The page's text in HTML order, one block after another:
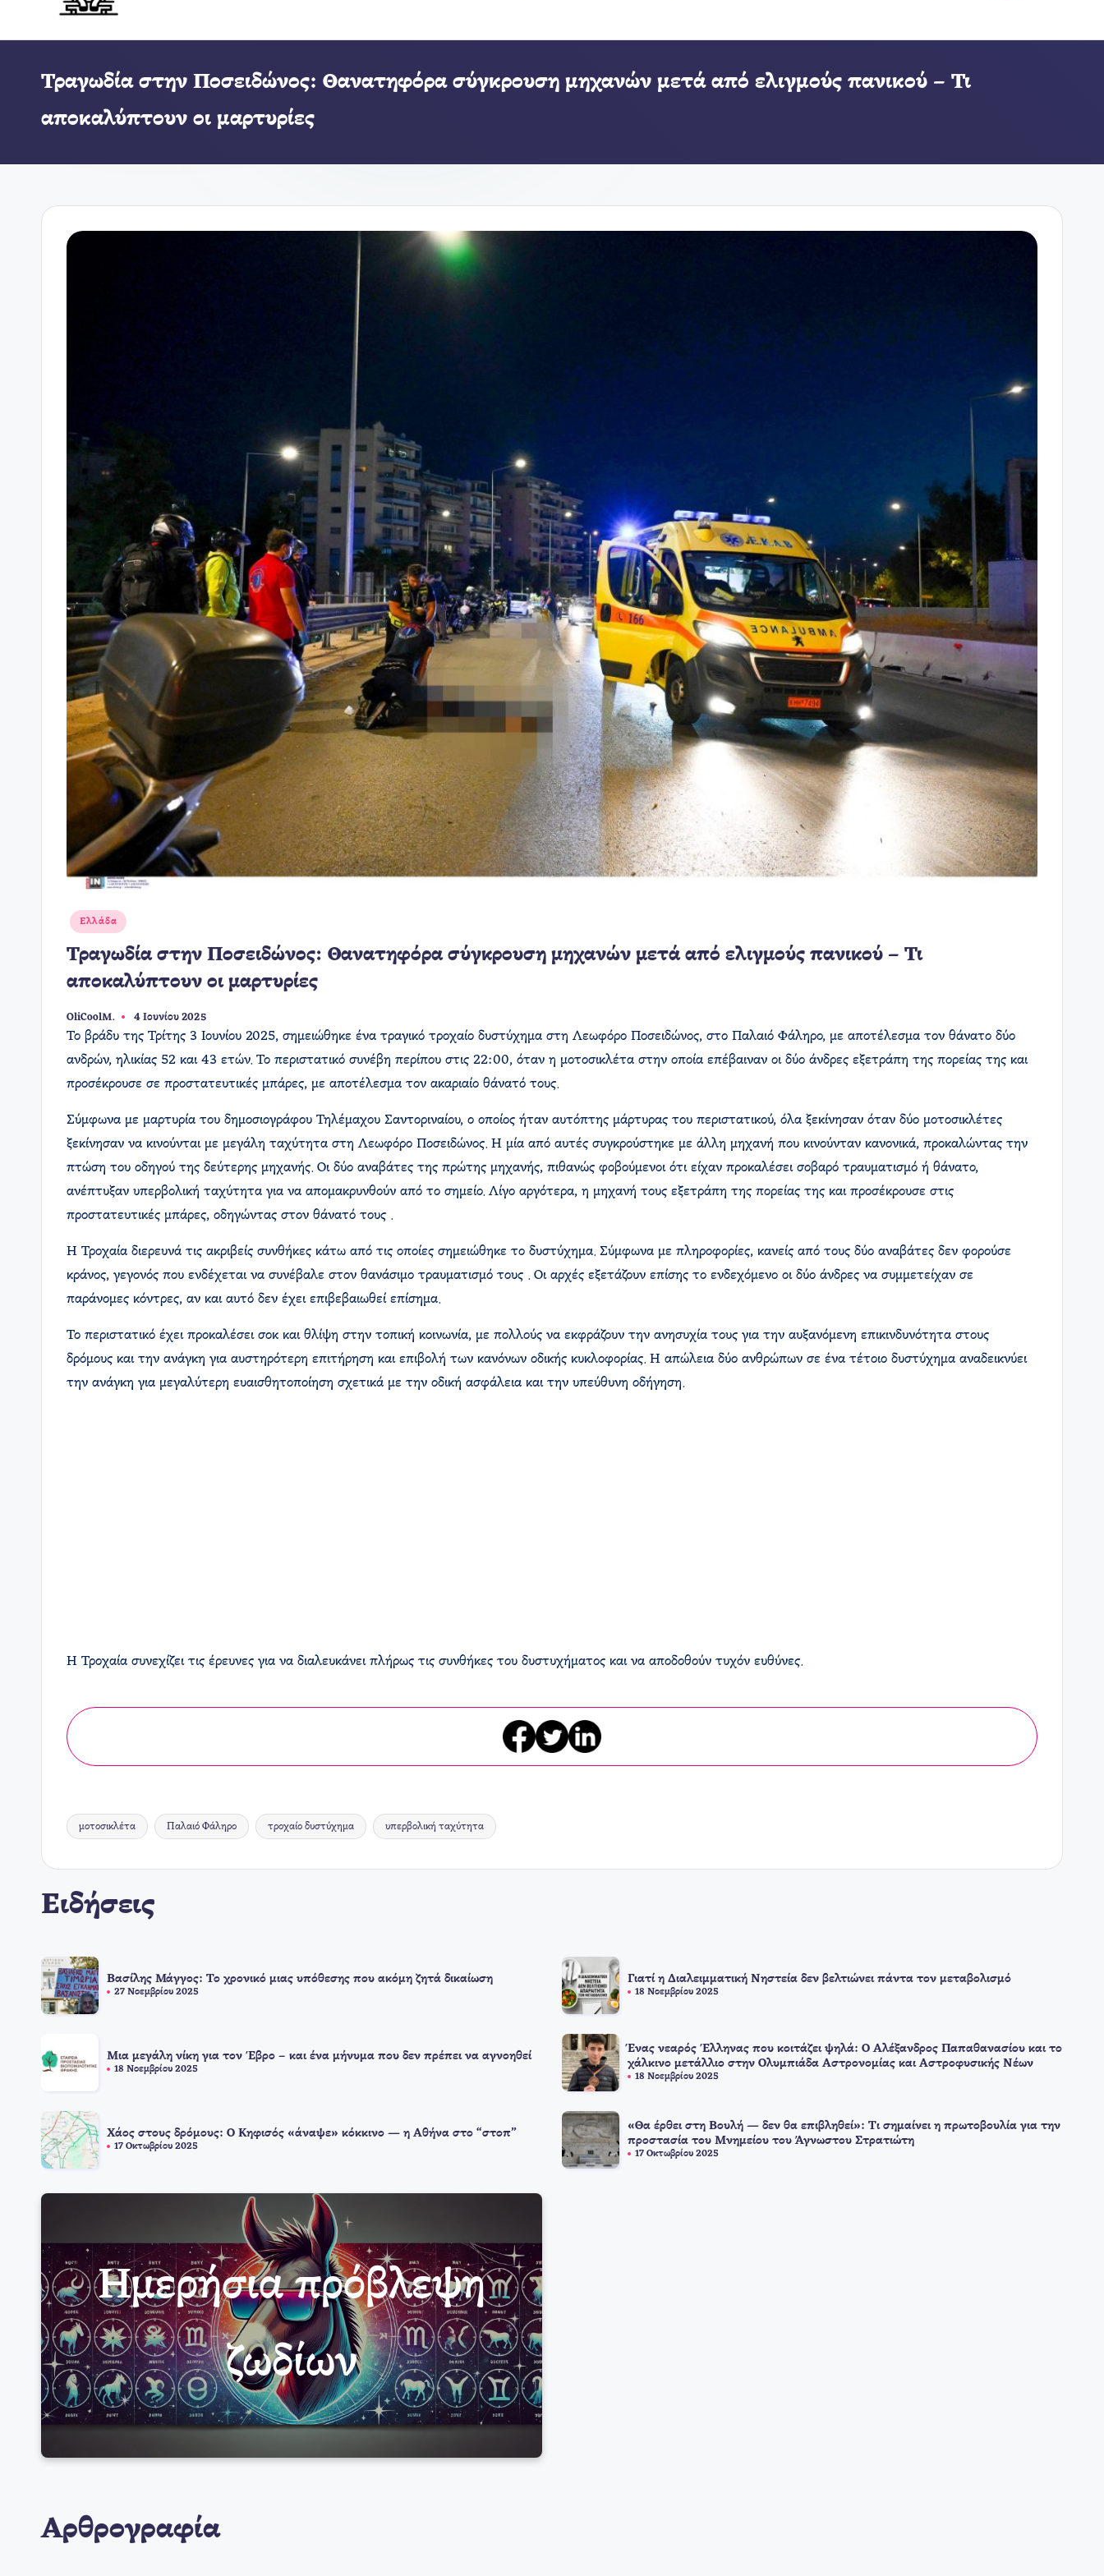
Τραγωδία στην Ποσειδώνος: Θανατηφόρα σύγκρουση μηχανών μετά από ελιγμούς πανικού – Τι
αποκαλύπτουν οι μαρτυρίες
Αναρτήθηκε
Ελλάδα
Τραγωδία στην Ποσειδώνος: Θανατηφόρα σύγκρουση μηχανών μετά από ελιγμούς πανικού – Τι
αποκαλύπτουν οι μαρτυρίες
Συγγραφέας:
OliCoolM. 4 Ιουνίου 2025
Το βράδυ της Τρίτης 3 Ιουνίου 2025, σημειώθηκε ένα τραγικό τροχαίο δυστύχημα στη Λεωφόρο Ποσειδώνος, στο Παλαιό Φάληρο, με αποτέλεσμα τον θάνατο δύο
ανδρών, ηλικίας 52 και 43 ετών. Το περιστατικό συνέβη περίπου στις 22:00, όταν η μοτοσικλέτα στην οποία επέβαιναν οι δύο άνδρες εξετράπη της πορείας της και
προσέκρουσε σε προστατευτικές μπάρες, με αποτέλεσμα τον ακαριαίο θάνατό τους.
Σύμφωνα με μαρτυρία του δημοσιογράφου Τηλέμαχου Σαντοριναίου, ο οποίος ήταν αυτόπτης μάρτυρας του περιστατικού, όλα ξεκίνησαν όταν δύο μοτοσικλέτες
ξεκίνησαν να κινούνται με μεγάλη ταχύτητα στη Λεωφόρο Ποσειδώνος. Η μία από αυτές συγκρούστηκε με άλλη μηχανή που κινούνταν κανονικά, προκαλώντας την
πτώση του οδηγού της δεύτερης μηχανής. Οι δύο αναβάτες της πρώτης μηχανής, πιθανώς φοβούμενοι ότι είχαν προκαλέσει σοβαρό τραυματισμό ή θάνατο,
ανέπτυξαν υπερβολική ταχύτητα για να απομακρυνθούν από το σημείο. Λίγο αργότερα, η μηχανή τους εξετράπη της πορείας της και προσέκρουσε στις
προστατευτικές μπάρες, οδηγώντας στον θάνατό τους .
Η Τροχαία διερευνά τις ακριβείς συνθήκες κάτω από τις οποίες σημειώθηκε το δυστύχημα. Σύμφωνα με πληροφορίες, κανείς από τους δύο αναβάτες δεν φορούσε
κράνος, γεγονός που ενδέχεται να συνέβαλε στον θανάσιμο τραυματισμό τους . Οι αρχές εξετάζουν επίσης το ενδεχόμενο οι δύο άνδρες να συμμετείχαν σε
παράνομες κόντρες, αν και αυτό δεν έχει επιβεβαιωθεί επίσημα.
Το περιστατικό έχει προκαλέσει σοκ και θλίψη στην τοπική κοινωνία, με πολλούς να εκφράζουν την ανησυχία τους για την αυξανόμενη επικινδυνότητα στους
δρόμους και την ανάγκη για αυστηρότερη επιτήρηση και επιβολή των κανόνων οδικής κυκλοφορίας. Η απώλεια δύο ανθρώπων σε ένα τέτοιο δυστύχημα αναδεικνύει
την ανάγκη για μεγαλύτερη ευαισθητοποίηση σχετικά με την οδική ασφάλεια και την υπεύθυνη οδήγηση.
Η Τροχαία συνεχίζει τις έρευνες για να διαλευκάνει πλήρως τις συνθήκες του δυστυχήματος και να αποδοθούν τυχόν ευθύνες.
Ετικέτες:
μοτοσικλέτα Παλαιό Φάληρο τροχαίο δυστύχημα υπερβολική ταχύτητα
Ειδήσεις
Βασίλης Μάγγος: Το χρονικό μιας υπόθεσης που ακόμη ζητά δικαίωση
27 Νοεμβρίου 2025
Γιατί η Διαλειμματική Νηστεία δεν βελτιώνει πάντα τον μεταβολισμό
18 Νοεμβρίου 2025
Μια μεγάλη νίκη για τον Έβρο – και ένα μήνυμα που δεν πρέπει να αγνοηθεί
18 Νοεμβρίου 2025
Ένας νεαρός Έλληνας που κοιτάζει ψηλά: Ο Αλέξανδρος Παπαθανασίου και το
χάλκινο μετάλλιο στην Ολυμπιάδα Αστρονομίας και Αστροφυσικής Νέων
18 Νοεμβρίου 2025
Χάος στους δρόμους: Ο Κηφισός «άναψε» κόκκινο — η Αθήνα στο “στοπ”
17 Οκτωβρίου 2025
«Θα έρθει στη Βουλή — δεν θα επιβληθεί»: Τι σημαίνει η πρωτοβουλία για την
προστασία του Μνημείου του Άγνωστου Στρατιώτη
17 Οκτωβρίου 2025
Ημερήσια πρόβλεψη
ζωδίων
Αρθρογραφία